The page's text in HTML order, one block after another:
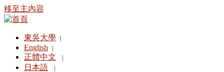
移至主內容
東吳大學
English
正體中文
日本語